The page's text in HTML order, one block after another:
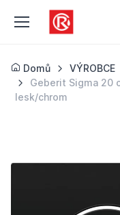
Domů VÝROBCE
Geberit Sigma 20
lesk/chrom